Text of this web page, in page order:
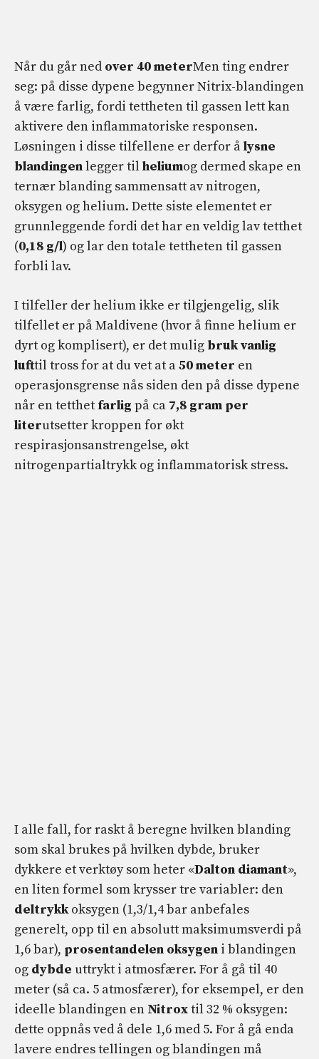
Når du går ned over 40 meterMen ting endrer
seg: på disse dypene begynner Nitrix-blandingen
å være farlig, fordi tettheten til gassen lett kan
aktivere den inflammatoriske responsen.
Løsningen i disse tilfellene er derfor ålysne
blandingenlegger til heliumog dermed skape en
ternær blanding sammensatt av nitrogen,
oksygen og helium. Dette siste elementet er
grunnleggende fordi det har en veldig lav tetthet
(0,18 g/l) og lar den totale tettheten til gassen
forbli lav.
I tilfeller der helium ikke er tilgjengelig, slik
tilfellet er på Maldivene (hvor å finne helium er
dyrt og komplisert), er det mulig bruk vanlig
lufttil tross for at du vet at a50 meter en
operasjonsgrense nås siden den på disse dypene
når en tetthet farlig på ca 7,8 gram per
literutsetter kroppen for økt
respirasjonsanstrengelse, økt
nitrogenpartialtrykk og inflammatorisk stress.
I alle fall, for raskt å beregne hvilken blanding
som skal brukes på hvilken dybde, bruker
dykkere et verktøy som heter «Dalton diamant»,
en liten formel som krysser tre variabler: den
deltrykkoksygen (1,3/1,4 bar anbefales
generelt, opp til en absolutt maksimumsverdi på
1,6 bar), prosentandelen oksygen i blandingen
og dybde uttrykt i atmosfærer. For å gå til 40
meter (så ca. 5 atmosfærer), for eksempel, er den
ideelle blandingen en Nitroxtil 32 % oksygen:
dette oppnås ved å dele 1,6 med 5. For å gå enda
lavere endres tellingen og blandingen må